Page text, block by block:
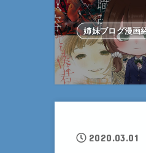
姉妹ブログ漫画
2020.03.01